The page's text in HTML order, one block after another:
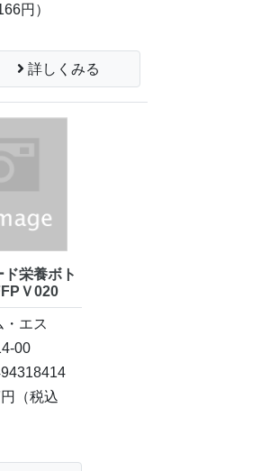
円）
詳しくみる
栄養ボト
Ｖ020
・エス
00
（税込